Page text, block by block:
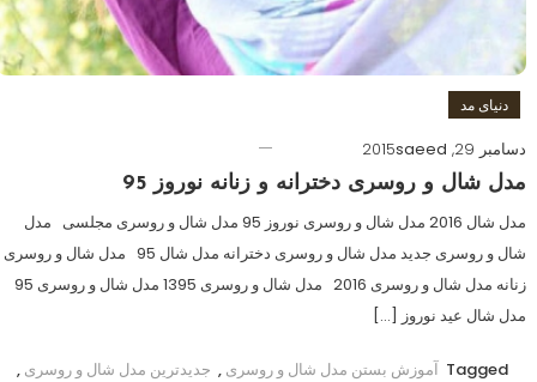
دنیای مد
دسامبر 29, 2015
saeed
مدل شال و روسری دخترانه و زنانه نوروز 95
مدل شال 2016 مدل شال و روسری نوروز 95 مدل شال و روسری مجلسی مدل
شال و روسری جدید مدل شال و روسری دخترانه مدل شال 95 مدل شال و روسری
مدل شال عید نوروز […]
Tagged آموزش بستن مدل شال و روسری , جدیدترین مدل شال و روسری ,